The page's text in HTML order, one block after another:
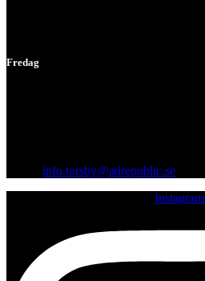
Fredag
info.torsby@adrepublic.se
Instagram